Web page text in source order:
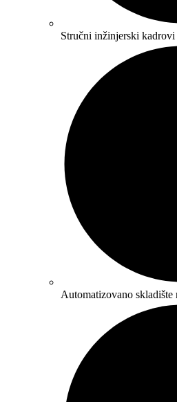
Stručni inžinjerski kadrovi
Automatizovano skladište